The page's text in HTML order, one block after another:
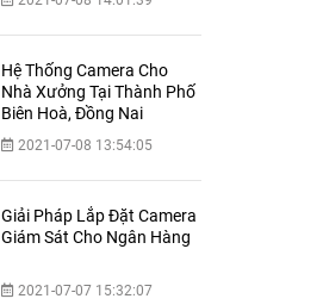
Hệ Thống Camera Cho
Nhà Xưởng Tại Thành Phố
Biên Hoà, Đồng Nai
2021-07-08 13:54:05
Giải Pháp Lắp Đặt Camera
Giám Sát Cho Ngân Hàng
2021-07-07 15:32:07